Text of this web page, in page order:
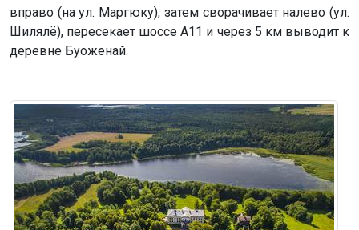
вправо (на ул. Маргюку), затем сворачивает налево (ул.
Шилялё), пересекает шоссе А11 и через 5 км выводит к
деревне Буоженай.